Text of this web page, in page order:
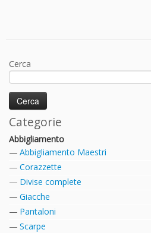
Cerca
Categorie
Abbigliamento
Abbigliamento Maestri
Corazzette
Divise complete
Giacche
Pantaloni
Scarpe